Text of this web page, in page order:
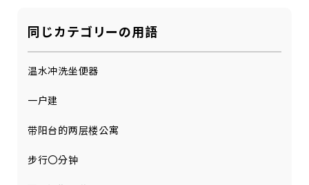
同じカテゴリーの用語
温水冲洗坐便器
一户建
带阳台的两层楼公寓
步行〇分钟